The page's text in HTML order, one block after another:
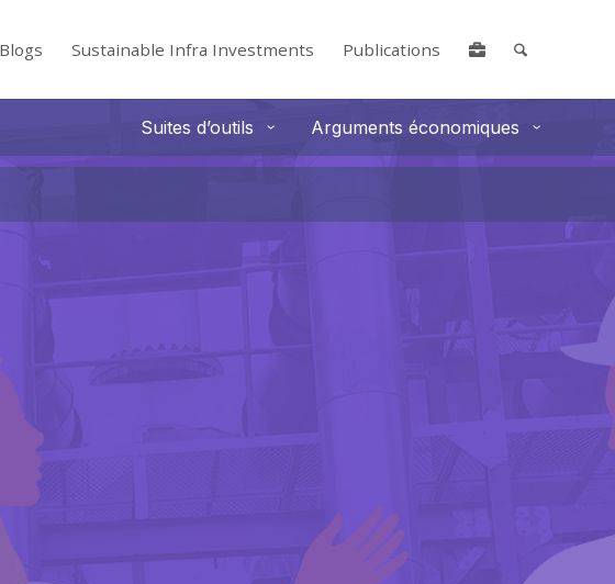
Blogs Sustainable Infra Investments Publications
Suites d’outils Arguments économiques